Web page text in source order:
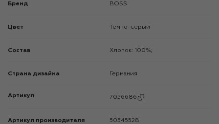
Бренд BOSS
Цвет Темно-серый
Состав Хлопок: 100%;
Страна дизайна Германия
Артикул 7056686
Артикул производителя 50545528